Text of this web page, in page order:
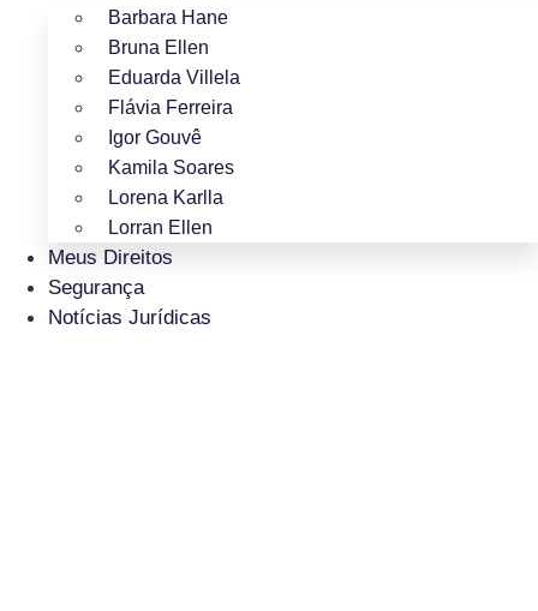
Barbara Hane
Bruna Ellen
Eduarda Villela
Flávia Ferreira
Igor Gouvê
Kamila Soares
Lorena Karlla
Lorran Ellen
Meus Direitos
Segurança
Notícias Jurídicas